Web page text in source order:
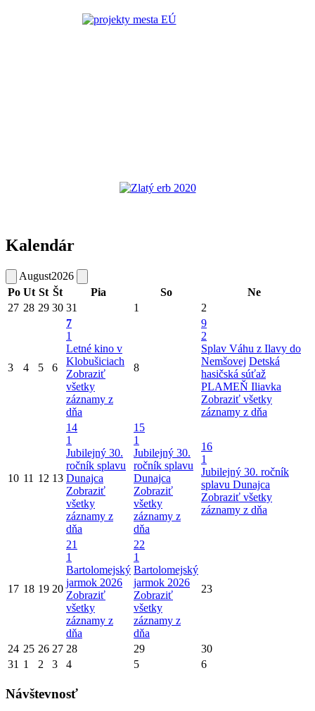
Kalendár
August2026
Po Ut St Št Pia So
Ne
27 28 29 30 31 1 2
3 4 5 6
7
1
Letné kino v
Klobušiciach
Zobraziť
všetky
záznamy z
dňa
8
9
2
Splav Váhu z Ilavy do
Nemšovej Detská
hasičská súťaž
PLAMEŇ Iliavka
Zobraziť všetky
záznamy z dňa
10 11 12 13
14
1
Jubilejný 30.
ročník splavu
Dunajca
Zobraziť
všetky
záznamy z
dňa
15
1
Jubilejný 30.
ročník splavu
Dunajca
Zobraziť
všetky
záznamy z
dňa
16
1
Jubilejný 30. ročník
splavu Dunajca
Zobraziť všetky
záznamy z dňa
17 18 19 20
21
1
Bartolomejský
jarmok 2026
Zobraziť
všetky
záznamy z
dňa
22
1
Bartolomejský
jarmok 2026
Zobraziť
všetky
záznamy z
dňa
23
24 25 26 27 28 29
30
31 1 2 3 4 5 6
Návštevnosť